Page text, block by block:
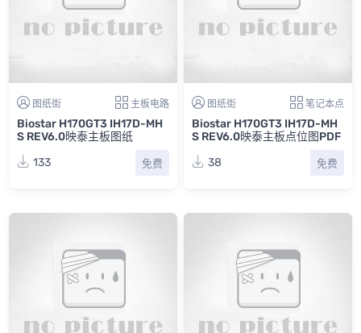
图纸街 主板电路
Biostar H170GT3 IH17D-MH
S REV6.0映泰主板图纸
133
免费
图纸街 笔记本点
Biostar H170GT3 IH17D-MH
S REV6.0映泰主板点位图PDF
38
免费